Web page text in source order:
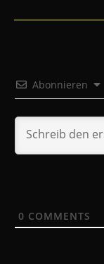
Abonnieren
0 COMMENTS